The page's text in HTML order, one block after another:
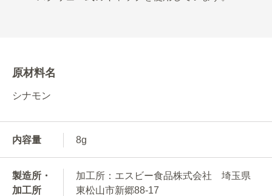
原材料名
シナモン
内容量 8g
製造所・
加工所
加工所：エスビー食品株式会社 埼玉県
東松山市新郷88-17